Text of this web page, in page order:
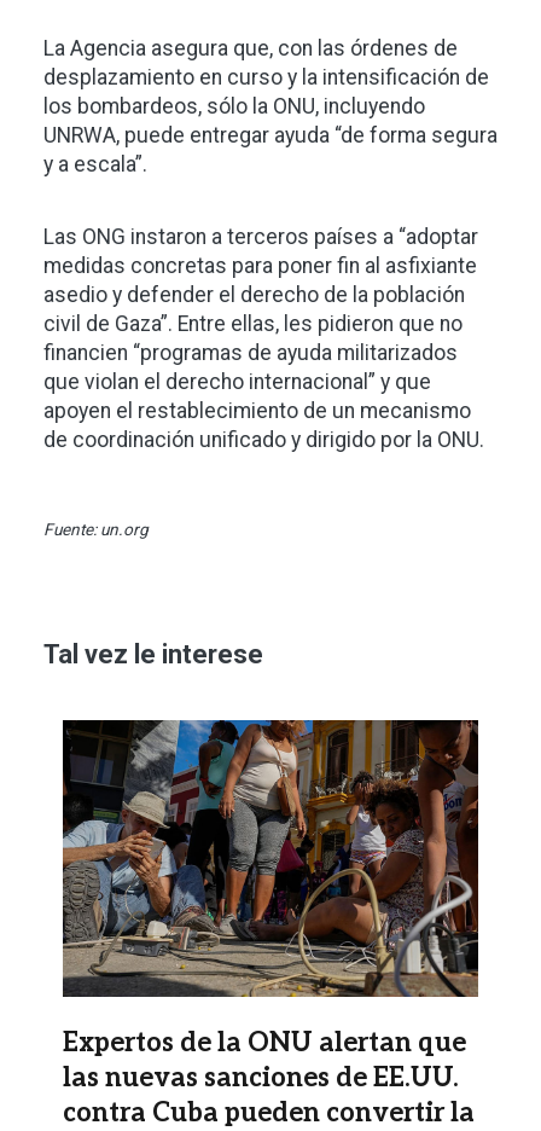
La Agencia asegura que, con las órdenes de
desplazamiento en curso y la intensificación de
los bombardeos, sólo la ONU, incluyendo
UNRWA, puede entregar ayuda “de forma segura
y a escala”.
Las ONG instaron a terceros países a “adoptar
medidas concretas para poner fin al asfixiante
asedio y defender el derecho de la población
civil de Gaza”. Entre ellas, les pidieron que no
financien “programas de ayuda militarizados
que violan el derecho internacional” y que
apoyen el restablecimiento de un mecanismo
de coordinación unificado y dirigido por la ONU.
Fuente: un.org
Tal vez le interese
Imagen
Expertos de la ONU alertan que
las nuevas sanciones de EE.UU.
contra Cuba pueden convertir la